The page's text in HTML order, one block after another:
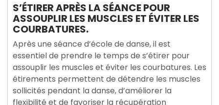
S’ÉTIRER APRÈS LA SÉANCE POUR
ASSOUPLIR LES MUSCLES ET ÉVITER LES
COURBATURES.
Après une séance d’école de danse, il est
essentiel de prendre le temps de s’étirer pour
assouplir les muscles et éviter les courbatures. Les
étirements permettent de détendre les muscles
sollicités pendant la danse, d’améliorer la
flexibilité et de favoriser la récupération